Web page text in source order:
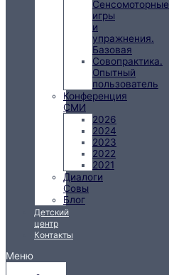
Сенсомоторные
игры
и
упражнения.
Базовая
Совопрактика.
Опытный
пользователь
Конференция
СМИ
2026
2024
2023
2022
2021
Диалоги
Совы
Блог
Детский
центр
Контакты
Меню